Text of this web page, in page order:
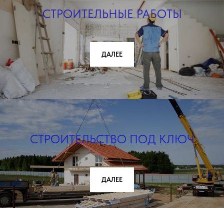
СТРОИТЕЛЬНЫЕ РАБОТЫ
ДАЛЕЕ
СТРОИТЕЛЬСТВО ПОД КЛЮЧ
ДАЛЕЕ